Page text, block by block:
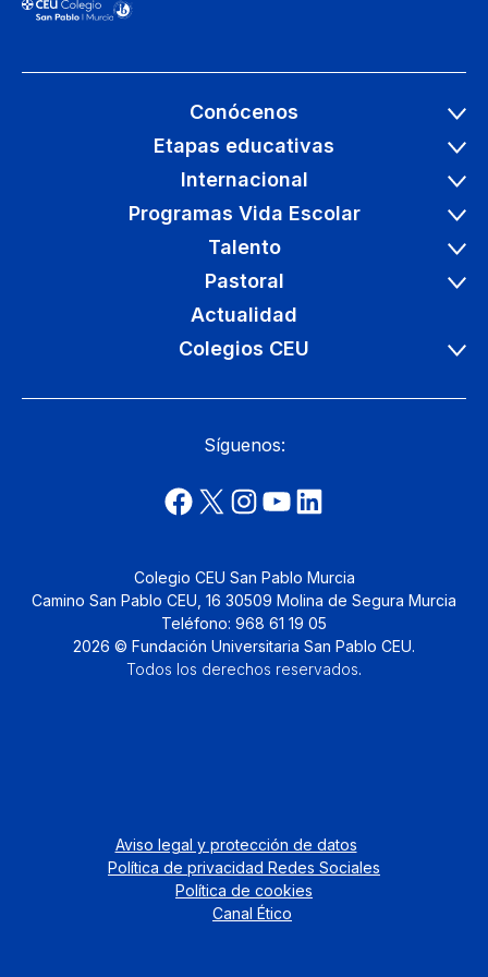
Conócenos
Etapas educativas
Internacional
Programas Vida Escolar
Talento
Pastoral
Actualidad
Colegios CEU
Síguenos:
Colegio CEU San Pablo Murcia
Camino San Pablo CEU, 16 30509 Molina de Segura Murcia
Teléfono: 968 61 19 05
2026 © Fundación Universitaria San Pablo CEU.
Todos los derechos reservados.
Aviso legal y protección de datos
Política de privacidad Redes Sociales
Política de cookies
Canal Ético